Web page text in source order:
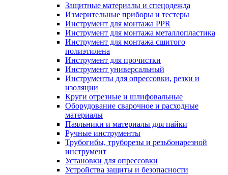
Защитные материалы и спецодежда
Измерительные приборы и тестеры
Инструмент для монтажа PPR
Инструмент для монтажа металлопластика
Инструмент для монтажа сшитого
полиэтилена
Инструмент для прочистки
Инструмент универсальный
Инструменты для опрессовки, резки и
изоляции
Круги отрезные и шлифовальные
Оборудование сварочное и расходные
материалы
Паяльники и материалы для пайки
Ручные инструменты
Трубогибы, труборезы и резьбонарезной
инструмент
Установки для опрессовки
Устройства защиты и безопасности